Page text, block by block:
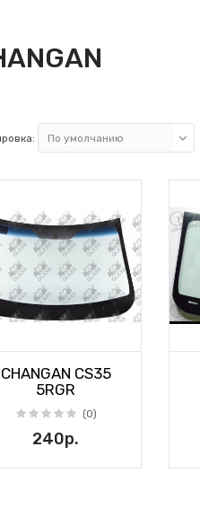
Вс выходной
CHANGAN CS35
5RGR
(0)
240р.